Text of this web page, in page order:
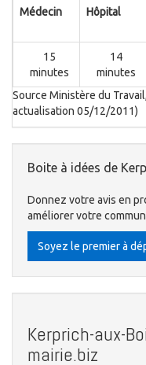
Médecin Hôpital
15
minutes
14
minutes
Source Ministère du
actualisation 05/12/2011)
Boite à idées de
Donnez votre avis en
améliorer votre
Soyez le premier à
Kerprich-aux-
mairie.biz